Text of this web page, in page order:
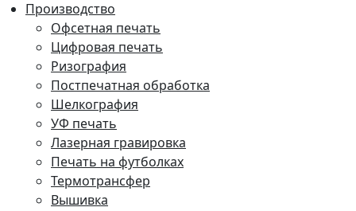
Производство
Офсетная печать
Цифровая печать
Ризография
Постпечатная обработка
Шелкография
УФ печать
Лазерная гравировка
Печать на футболках
Термотрансфер
Вышивка